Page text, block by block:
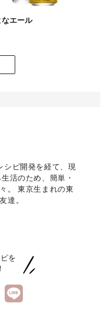
なエール
シピ開発を経て、現
活のため、簡単・
。 東京生まれの東
達。
を